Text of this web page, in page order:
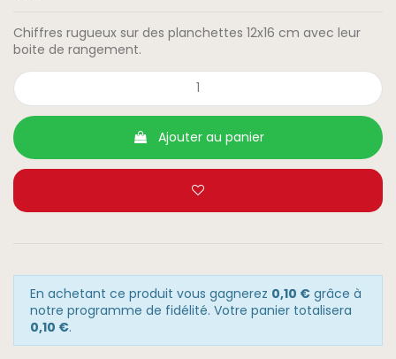
Chiffres rugueux sur des planchettes 12x16 cm avec leur
boite de rangement.
Ajouter au panier
En achetant ce produit vous gagnerez 0,10 €grâce à
notre programme de fidélité. Votre panier totalisera
0,10 €.